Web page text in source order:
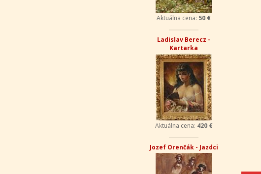
Aktuálna cena: 50 €
Ladislav Berecz -
Kartarka
Aktuálna cena: 420 €
Jozef Orenčák - Jazdci